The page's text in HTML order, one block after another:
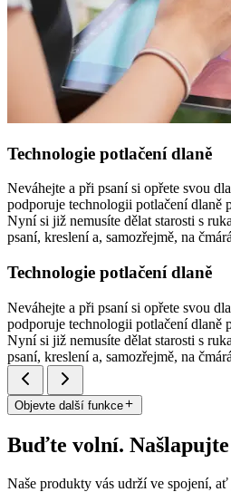
Technologie potlačení dlaně
Neváhejte a při psaní si opřete svou
podporuje technologii potlačení dlaně
Nyní si již nemusíte dělat starosti s
psaní, kreslení a, samozřejmě, na
Technologie potlačení dlaně
Neváhejte a při psaní si opřete svou
podporuje technologii potlačení dlaně
Nyní si již nemusíte dělat starosti s
psaní, kreslení a, samozřejmě, na
Objevte další funkce
Buďte volní.
Naše produkty vás udrží ve spojení,